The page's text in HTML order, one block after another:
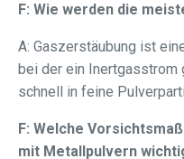
F: Wie werden die
A: Gaszerstäubung ist
bei der ein Inertgasstrom
schnell in feine
F: Welche
mit Metallpulvern